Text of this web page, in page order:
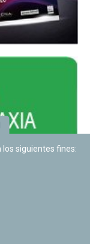
siguientes fines: